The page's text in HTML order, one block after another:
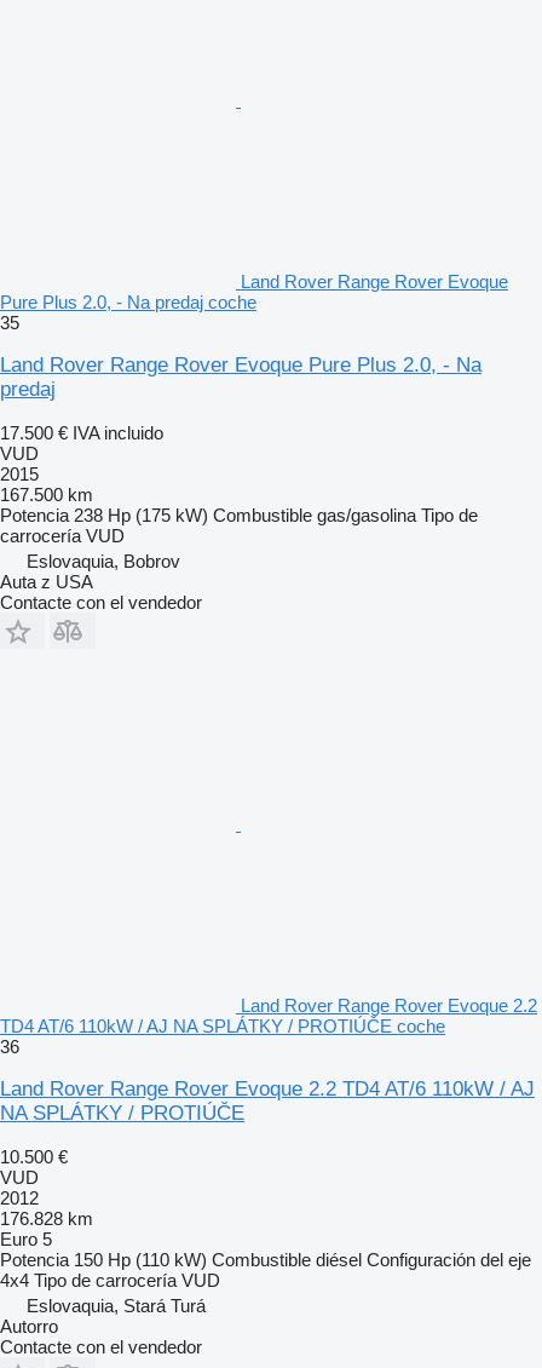
Land Rover Range Rover Evoque
Pure Plus 2.0, - Na predaj coche
35
Land Rover Range Rover Evoque Pure Plus 2.0, - Na
predaj
17.500 € IVA incluido
VUD
2015
167.500 km
Potencia 238 Hp (175 kW) Combustible gas/gasolina Tipo de
carrocería VUD
Eslovaquia, Bobrov
Auta z USA
Contacte con el vendedor
Land Rover Range Rover Evoque 2.2
TD4 AT/6 110kW / AJ NA SPLÁTKY / PROTIÚČE coche
36
Land Rover Range Rover Evoque 2.2 TD4 AT/6 110kW / AJ
NA SPLÁTKY / PROTIÚČE
10.500 €
VUD
2012
176.828 km
Euro 5
Potencia 150 Hp (110 kW) Combustible diésel Configuración del eje
4x4 Tipo de carrocería VUD
Eslovaquia, Stará Turá
Autorro
Contacte con el vendedor